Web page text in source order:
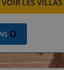
VOIR LES VILLAS
1